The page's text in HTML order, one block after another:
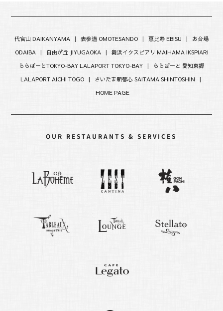
代官山 DAIKANYAMA | 表参道 OMOTESANDO | 恵比寿 EBISU | お台場
ODAIBA | 自由が丘 JIYUGAOKA | 舞浜イクスピアリ MAIHAMA IKSPIARI
ららぽーとTOKYO-BAY LALAPORT TOKYO-BAY |
ららぽーと 愛知東郷
LALAPORT AICHI TOGO |
さいたま新都心 SAITAMA SHINTOSHIN |
HOME PAGE
OUR RESTAURANTS & SERVICES